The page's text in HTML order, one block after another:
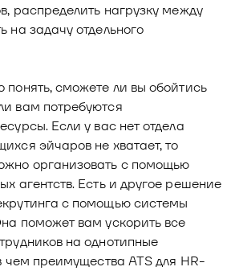
распределить нагрузку между
на задачу отдельного
понять, сможете ли вы обойтись
вам потребуются
Если у вас нет отдела
эйчаров не хватает, то
организовать с помощью
агентств. Есть и другое решение
с помощью системы
поможет вам ускорить все
на однотипные
чем преимущества ATS для HR-